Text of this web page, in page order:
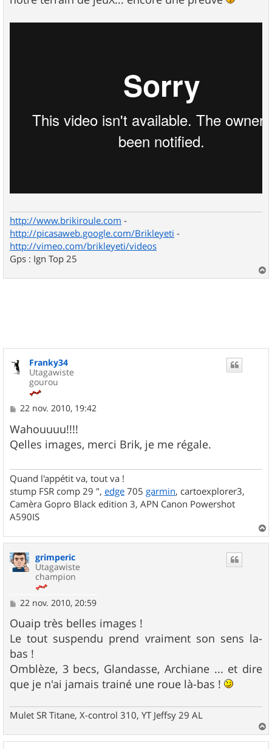
e
http://www.brikiroule.com -
http://picasaweb.google.com/Brikleyeti -
http://vimeo.com/brikleyeti/videos
Gps : Ign Top 25
a
Franky34
Utagawiste
gourou
M
s
s
a
22 nov. 2010, 19:42
Wahouuuu!!!!
Qelles images, merci Brik, je me régale.
Quand l'appétit va, tout va !
stump FSR comp 29 ", edge 705 garmin, cartoexplorer3,
Camèra Gopro Black edition 3, APN Canon Powershot
A590IS
a
grimperic
Utagawiste
champion
M
s
s
a
g
e
22 nov. 2010, 20:59
Ouaip très belles images !
Le tout suspendu prend vraiment son sens la-
bas !
Omblèze, 3 becs, Glandasse, Archiane ... et dire
que je n'ai jamais trainé une roue là-bas !
Mulet SR Titane, X-control 310, YT Jeffsy 29 AL
a